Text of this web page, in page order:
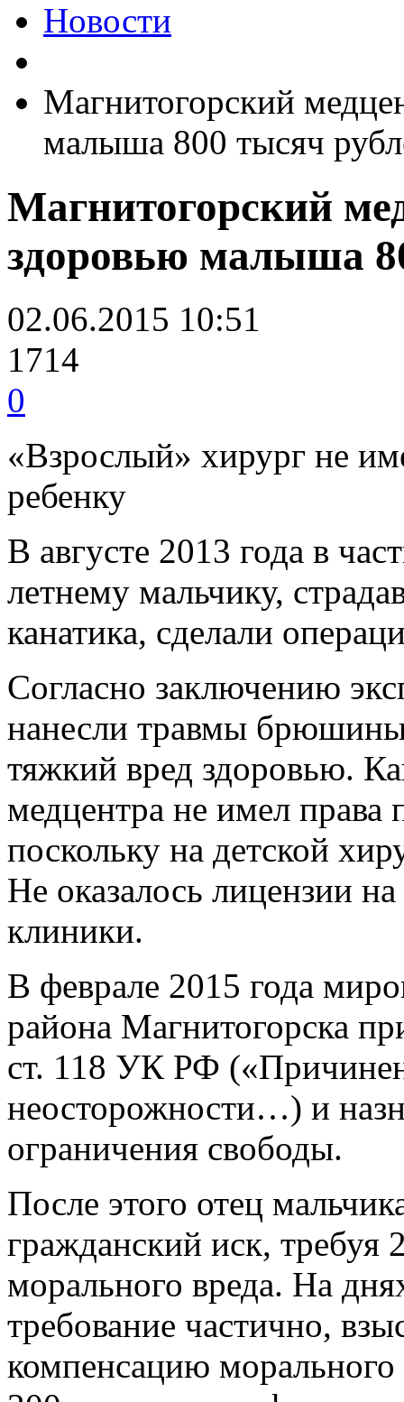
Новости
Магнитогорский
малыша 800 тысяч
Магнитогорский
здоровью малыша
02.06.2015 10:51
1714
0
«Взрослый» хирург не
ребенку
В августе 2013 года в
летнему мальчику,
канатика, сделали
Согласно заключению
нанесли травмы
тяжкий вред здоровью.
медцентра не имел права
поскольку на детской
Не оказалось лицензии
клиники.
В феврале 2015 года
района Магнитогорска
ст. 118 УК РФ
неосторожности…) и
ограничения свободы.
После этого отец
гражданский иск,
морального вреда. На
требование частично,
компенсацию